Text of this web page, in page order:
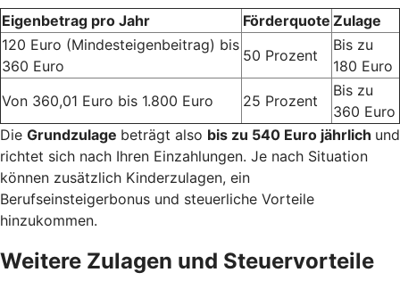
Eigenbetrag pro Jahr Förderquote Zulage
120 Euro (Mindesteigenbeitrag) bis
360 Euro
50 Prozent
Bis zu
180 Euro
Von 360,01 Euro bis 1.800 Euro
25 Prozent
Bis zu
360 Euro
Die Grundzulage beträgt also bis zu 540 Euro jährlich und
richtet sich nach Ihren Einzahlungen. Je nach Situation
können zusätzlich Kinderzulagen, ein
Berufseinsteigerbonus und steuerliche Vorteile
hinzukommen.
Weitere Zulagen und Steuervorteile